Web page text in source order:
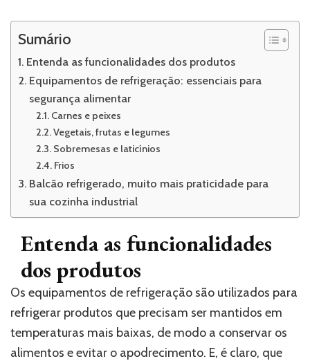
Sumário
Entenda as funcionalidades dos produtos
Equipamentos de refrigeração: essenciais para
segurança alimentar
Carnes e peixes
Vegetais, frutas e legumes
Sobremesas e laticínios
Frios
Balcão refrigerado, muito mais praticidade para
sua cozinha industrial
Entenda as funcionalidades
dos produtos
Os equipamentos de refrigeração são utilizados para
refrigerar produtos que precisam ser mantidos em
temperaturas mais baixas, de modo a conservar os
alimentos e evitar o apodrecimento. E, é claro, que